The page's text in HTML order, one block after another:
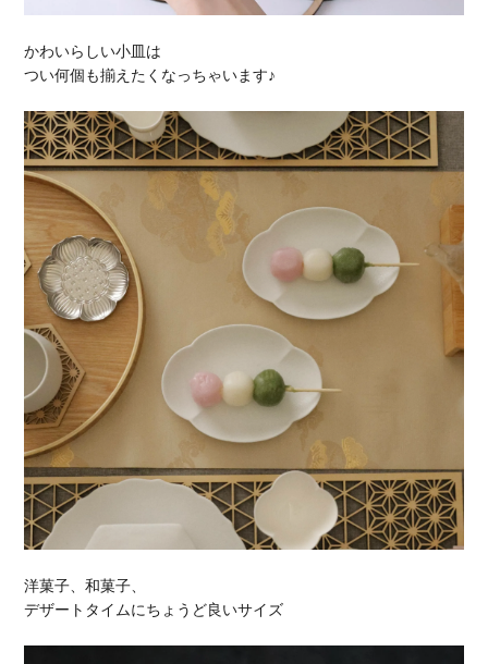
かわいらしい小皿は
つい何個も揃えたくなっちゃいます♪
洋菓子、和菓子、
デザートタイムにちょうど良いサイズ